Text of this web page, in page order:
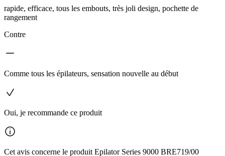
rapide, efficace, tous les embouts, très joli design, pochette de
rangement
Contre
Comme tous les épilateurs, sensation nouvelle au début
Oui, je recommande ce produit
Cet avis concerne le produit Epilator Series 9000 BRE719/00